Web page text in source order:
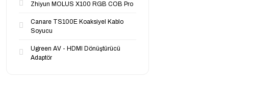
Zhiyun MOLUS X100 RGB COB Pro
Canare TS100E Koaksiyel Kablo
Soyucu
Ugreen AV - HDMI Dönüştürücü
Adaptör